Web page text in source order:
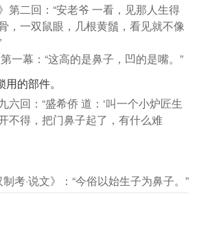
第二回：“安老爷 一看，见那人生得
，一双鼠眼，几根黄鬚，看见就不像
一幕：“这高的是鼻子，凹的是嘴。”
的部件。
六回：“盛希侨 道：‘叫一个小炉匠生
不得，把门鼻子起了，有什么难
考·说文》：“今俗以始生子为鼻子。”